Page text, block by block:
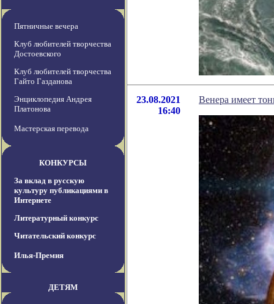
Пятничные вечера
Клуб любителей творчества
Достоевского
Клуб любителей творчества
Гайто Газданова
Энциклопедия Андрея
Платонова
Мастерская перевода
КОНКУРСЫ
За вклад в русскую
культуру публикациями в
Интернете
Литературный конкурс
Читательский конкурс
Илья-Премия
ДЕТЯМ
23.08.2021
16:40
Венера имеет